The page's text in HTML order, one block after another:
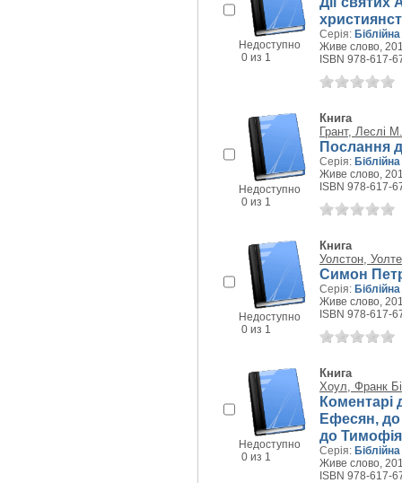
Недоступно
0 из 1
Серія:
Живе слово,
ISBN 978-617-
Недоступно
0 из 1
Книга
Грант, Леслі М.
Послання
Серія:
Живе слово,
ISBN 978-617-
Недоступно
0 из 1
Книга
Уолстон,
Симон
Серія:
Живе слово,
ISBN 978-617-
Недоступно
0 из 1
Книга
Хоул, Франк
Коментарі
Ефесян, до
до
Серія:
Живе слово,
ISBN 978-617-